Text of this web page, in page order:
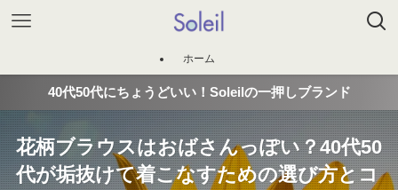
ホーム
40代50代にちょうどいい！Soleilの一押しブランド
花柄ブラウスはおばさんっぽい？40代50
代が垢抜けて着こなすための選び方とコ